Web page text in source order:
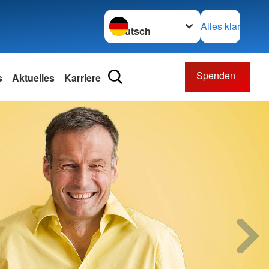
Sprache wechseln zu
Alles klar
international
Aktuelles Karriere Spenden